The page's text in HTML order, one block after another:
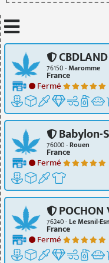
76150 -Maromme
France
Fermé
Babylon-
76000 -Rouen
France
Fermé
POCHON
76240 -Le Mesnil-
France
Fermé